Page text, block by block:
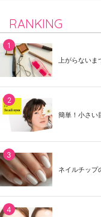
RANKING
上がらないま
簡単！小さい
ネイルチップ